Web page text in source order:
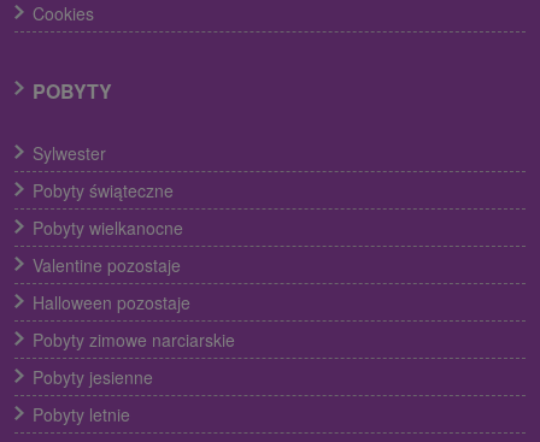
Cookies
POBYTY
Sylwester
Pobyty świąteczne
Pobyty wielkanocne
Valentine pozostaje
Halloween pozostaje
Pobyty zimowe narciarskie
Pobyty jesienne
Pobyty letnie